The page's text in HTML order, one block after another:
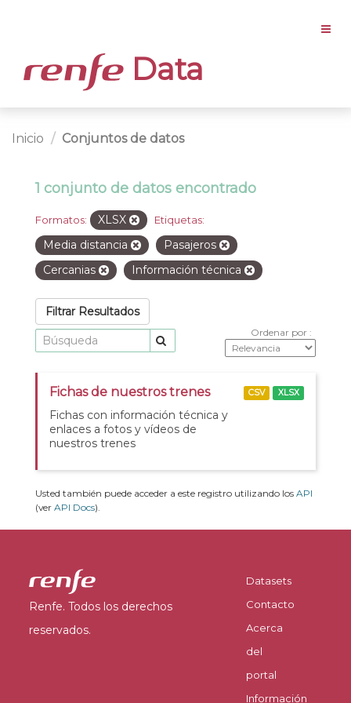
Data
Inicio Conjuntos de datos
1 conjunto de datos encontrado
Formatos: XLSX Etiquetas:
Media distancia
Pasajeros
Cercanias
Información técnica
Filtrar Resultados
Ordenar por
Fichas de nuestros trenes
Fichas con información técnica y
enlaces a fotos y vídeos de
nuestros trenes
CSV XLSX
Usted también puede acceder a este registro utilizando los API
(ver API Docs).
Renfe. Todos los derechos
reservados.
Datasets
Contacto
Acerca
del
portal
Información